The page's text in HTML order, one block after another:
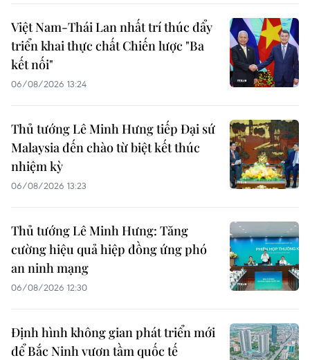
Việt Nam-Thái Lan nhất trí thúc đẩy
triển khai thực chất Chiến lược "Ba
kết nối"
06/08/2026 13:24
Thủ tướng Lê Minh Hưng tiếp Đại sứ
Malaysia đến chào từ biệt kết thúc
nhiệm kỳ
06/08/2026 13:23
Thủ tướng Lê Minh Hưng: Tăng
cường hiệu quả hiệp đồng ứng phó
an ninh mạng
06/08/2026 12:30
Định hình không gian phát triển mới
để Bắc Ninh vươn tầm quốc tế